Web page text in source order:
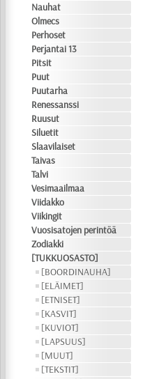
Nauhat
Olmecs
Perhoset
Perjantai 13
Pitsit
Puut
Puutarha
Renessanssi
Ruusut
Siluetit
Slaavilaiset
Taivas
Talvi
Vesimaailmaa
Viidakko
Viikingit
Vuosisatojen perintöä
Zodiakki
[TUKKUOSASTO]
[BOORDINAUHA]
[ELÄIMET]
[ETNISET]
[KASVIT]
[KUVIOT]
[LAPSUUS]
[MUUT]
[TEKSTIT]